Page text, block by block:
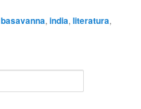
basavanna,india,literatura,